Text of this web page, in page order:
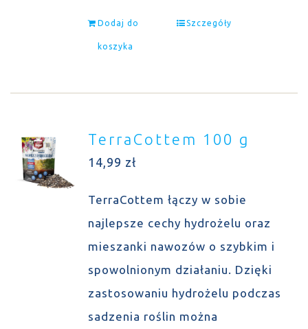
Dodaj do
koszyka
Szczegóły
TerraCottem 100 g
14,99 zł
TerraCottem łączy w sobie
najlepsze cechy hydrożelu oraz
mieszanki nawozów o szybkim i
spowolnionym działaniu. Dzięki
zastosowaniu hydrożelu podczas
sadzenia roślin można